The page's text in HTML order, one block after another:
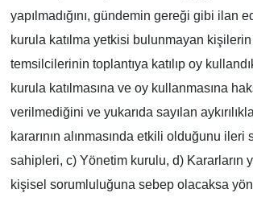
yapılmadığını, gündemin gereği gibi ilan
kurula katılma yetkisi bulunmayan
temsilcilerinin toplantıya katılıp oy
kurula katılmasına ve oy kullanmasına
verilmediğini ve yukarıda sayılan
kararının alınmasında etkili olduğunu ileri
sahipleri, c) Yönetim kurulu, d) Kararların
kişisel sorumluluğuna sebep olacaksa